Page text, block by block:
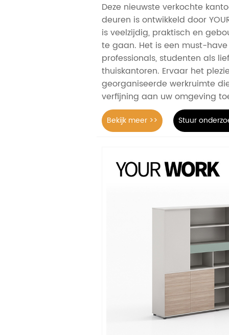
Deze nieuwste verkochte
deuren is ontwikkeld door
is veelzijdig, praktisch en
te gaan. Het is een must-
professionals, studenten als
thuiskantoren. Ervaar het
georganiseerde werkruimte
verfijning aan uw omgeving
Bekijk meer >> Stuur